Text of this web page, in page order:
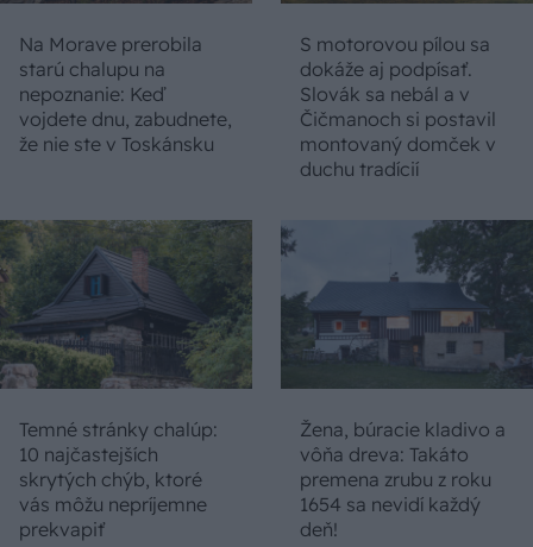
Na Morave prerobila
starú chalupu na
nepoznanie: Keď
vojdete dnu, zabudnete,
že nie ste v Toskánsku
S motorovou pílou sa
dokáže aj podpísať.
Slovák sa nebál a v
Čičmanoch si postavil
montovaný domček v
duchu tradícií
Temné stránky chalúp:
10 najčastejších
skrytých chýb, ktoré
vás môžu nepríjemne
prekvapiť
Žena, búracie kladivo a
vôňa dreva: Takáto
premena zrubu z roku
1654 sa nevidí každý
deň!